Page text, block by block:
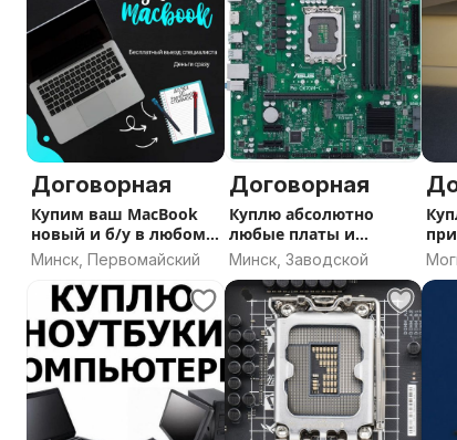
Договорная
Купим ваш MacBook
новый и б/у в любом
состоянии
Минск, Первомайский
Договорная
Куплю абсолютно
любые платы и
плашки оперативки
Минск, Заводской